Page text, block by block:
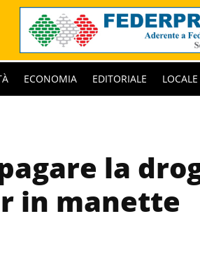
ECONOMIA EDITORIALE LOCALE
la
in manette